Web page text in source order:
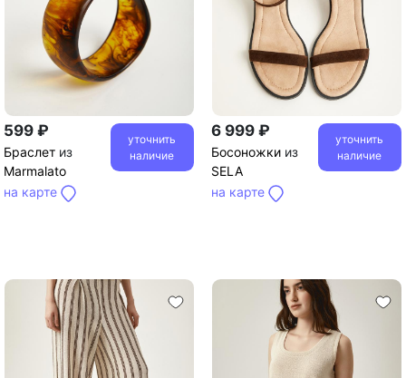
599 ₽
Браслет из
Marmalato
на карте
уточнить
наличие
6 999 ₽
Босоножки из
SELA
на карте
уточнить
наличие